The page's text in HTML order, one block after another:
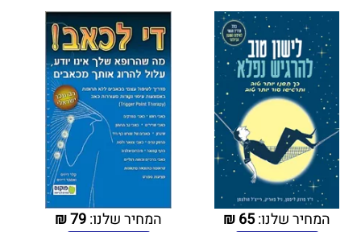
המחיר שלנו:65
₪ המחיר שלנו:79
₪